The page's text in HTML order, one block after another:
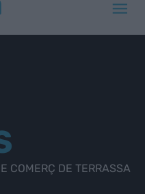
COMERÇ DE TERRASSA